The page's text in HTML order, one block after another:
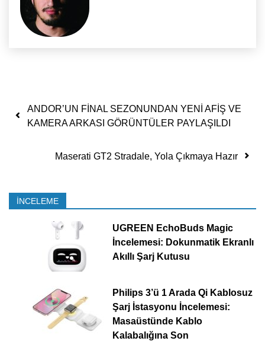
Yazı dolaşımı
ANDOR’UN FİNAL SEZONUNDAN YENİ AFİŞ VE
KAMERA ARKASI GÖRÜNTÜLER PAYLAŞILDI
Maserati GT2 Stradale, Yola Çıkmaya Hazır
İNCELEME
UGREEN EchoBuds Magic
İncelemesi: Dokunmatik Ekranlı
Akıllı Şarj Kutusu
Philips 3’ü 1 Arada Qi Kablosuz
Şarj İstasyonu İncelemesi:
Masaüstünde Kablo
Kalabalığına Son